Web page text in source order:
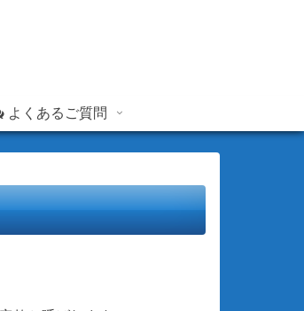
よくあるご質問